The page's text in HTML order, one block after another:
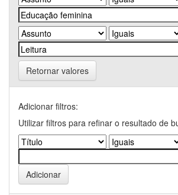
Retornar valores
Adicionar filtros:
Utilizar filtros para refinar o resultado de